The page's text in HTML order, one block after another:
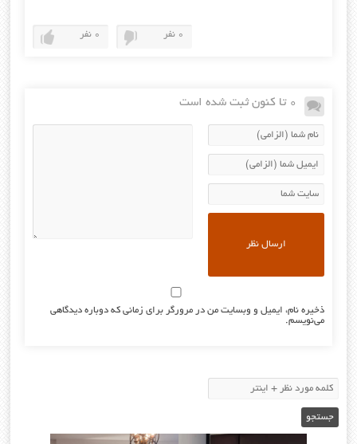
0 نفر 0 نفر
0 تا کنون ثبت شده است
ذخیره نام، ایمیل و وبسایت من در مرورگر برای زمانی که دوباره دیدگاهی
می‌نویسم.